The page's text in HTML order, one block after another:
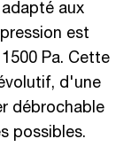
adapté aux
est
Pa. Cette
d'une
débrochable
possibles.